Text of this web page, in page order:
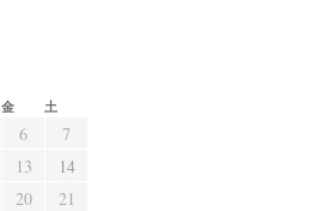
金 土
6
7
13
14
20
21